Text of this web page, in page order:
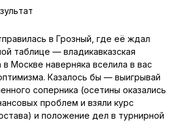
в Грозный, где её ждал
таблице — владикавказская
Москве наверняка вселила в вас
Казалось бы — выигрывай
соперника (осетины оказались
проблем и взяли курс
и положение дел в турнирной